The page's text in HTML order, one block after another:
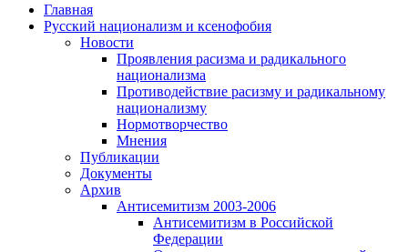
Главная
Русский национализм и ксенофобия
Новости
Проявления расизма и радикального
национализма
Противодействие расизму и радикальному
национализму
Нормотворчество
Мнения
Публикации
Документы
Архив
Антисемитизм 2003-2006
Антисемитизм в Российской
Федерации